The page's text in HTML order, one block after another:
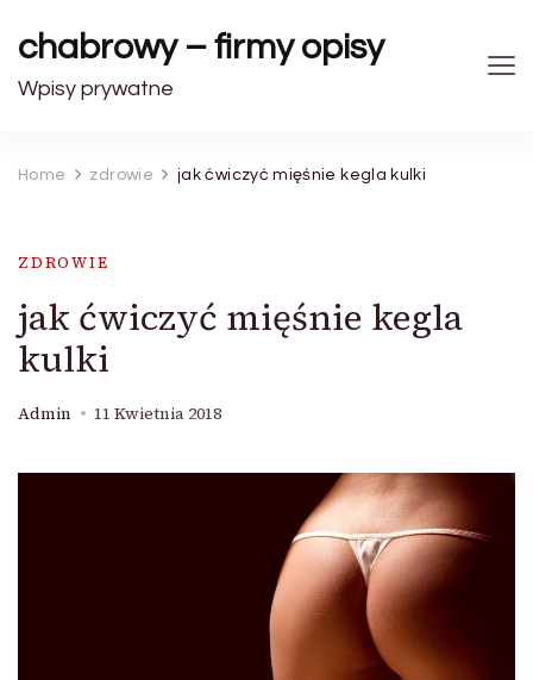
chabrowy – firmy opisy
Wpisy prywatne
Home zdrowie jak ćwiczyć mięśnie kegla kulki
ZDROWIE
jak ćwiczyć mięśnie kegla
kulki
Admin 11 Kwietnia 2018